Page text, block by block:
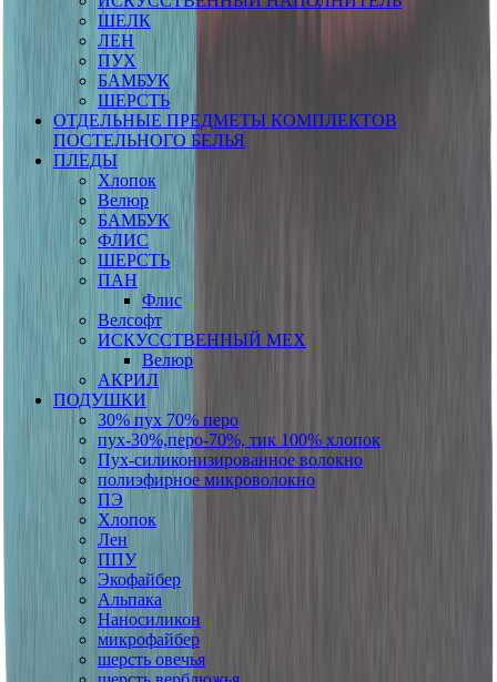
ШЕЛК
ЛЕН
ПУХ
БАМБУК
ШЕРСТЬ
ОТДЕЛЬНЫЕ ПРЕДМЕТЫ КОМПЛЕКТОВ
ПОСТЕЛЬНОГО БЕЛЬЯ
ПЛЕДЫ
Хлопок
Велюр
БАМБУК
ФЛИС
ШЕРСТЬ
ПАН
Флис
Велсофт
ИСКУССТВЕННЫЙ МЕХ
Велюр
АКРИЛ
ПОДУШКИ
30% пух 70% перо
пух-30%,перо-70%, тик 100% хлопок
Пух-силиконизированное волокно
полиэфирное микроволокно
ПЭ
Хлопок
Лен
ППУ
Экофайбер
Альпака
Наносиликон
микрофайбер
шерсть овечья